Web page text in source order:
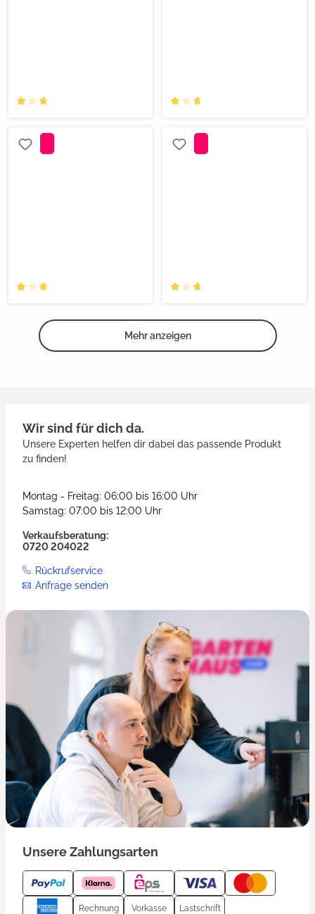
Mehr anzeigen
Wir sind für dich da.
Unsere Experten helfen dir dabei das passende Produkt
zu finden!
Montag - Freitag: 06:00 bis 16:00 Uhr
Samstag: 07:00 bis 12:00 Uhr
Verkaufsberatung:
0720 204022
Rückrufservice
Anfrage senden
Unsere Zahlungsarten
Rechnung Vorkasse Lastschrift